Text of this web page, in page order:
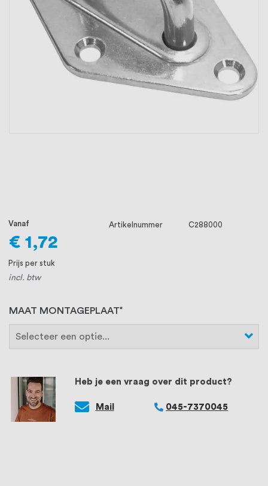
ons voorop, want we geloven dat een
goede relatie met onze klanten het
verschil maakt.
Heb je een vraag over dit product?
Mail 045-7370045
MAAT MONTAGEPLAAT
Vanaf
€ 1,72
Prijs per stuk
incl. btw
Artikelnummer C288000